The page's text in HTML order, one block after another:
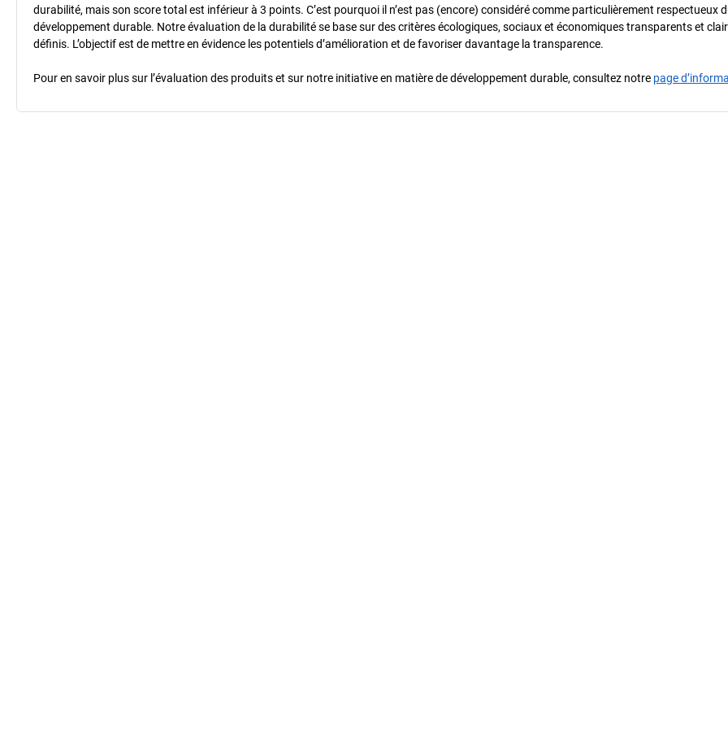
durabilité, mais son score total est inférieur à 3 points. C’est pourquoi il n’est pas (encore) considéré comme particulièrement respectueux
développement durable. Notre évaluation de la durabilité se base sur des critères écologiques, sociaux et économiques transparents et
définis. L’objectif est de mettre en évidence les potentiels d’amélioration et de favoriser davantage la transparence.
Pour en savoir plus sur l’évaluation des produits et sur notre initiative en matière de développement durable, consultez notre page